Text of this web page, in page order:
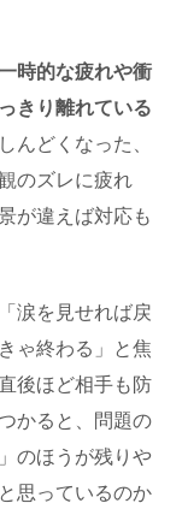
時的な疲れや衝
きり離れている
んどくなった、
のズレに疲れ
が違えば対応も
涙を見せれば戻
ゃ終わる」と焦
後ほど相手も防
かると、問題の
のほうが残りや
思っているのか